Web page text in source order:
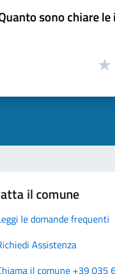
sono chiare
il comune
le domande frequenti
Assistenza
il comune +39 035